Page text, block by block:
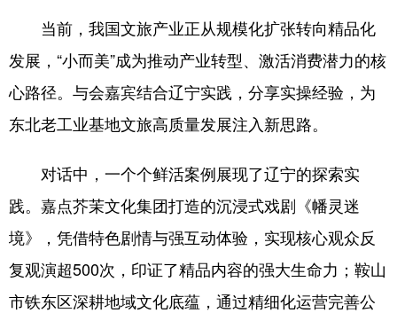
Русский язык 日本語 한국어
Deutsch Português
当前，我国文旅产业正从规模化扩张转向精品化
发展，“小而美”成为推动产业转型、激活消费潜力的核
心路径。与会嘉宾结合辽宁实践，分享实操经验，为
东北老工业基地文旅高质量发展注入新思路。
对话中，一个个鲜活案例展现了辽宁的探索实
践。嘉点芥茉文化集团打造的沉浸式戏剧《幡灵迷
境》，凭借特色剧情与强互动体验，实现核心观众反
复观演超500次，印证了精品内容的强大生命力；鞍山
市铁东区深耕地域文化底蕴，通过精细化运营完善公